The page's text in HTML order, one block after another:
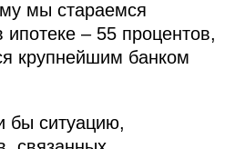
мы стараемся
– 55 процентов,
крупнейшим банком
бы ситуацию,